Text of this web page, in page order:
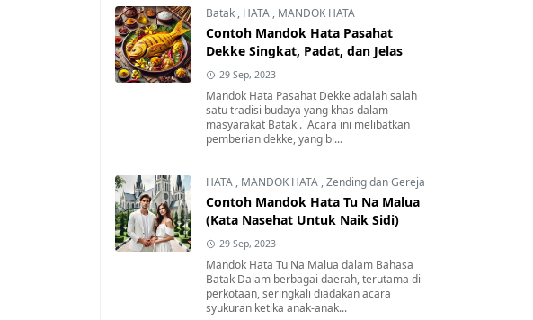
Batak , HATA , MANDOK HATA
Contoh Mandok Hata Pasahat
Dekke Singkat, Padat, dan Jelas
29 Sep, 2023
Mandok Hata Pasahat Dekke adalah salah
satu tradisi budaya yang khas dalam
masyarakat Batak . Acara ini melibatkan
pemberian dekke, yang bi...
HATA , MANDOK HATA ,Zending dan Gereja
Contoh Mandok Hata Tu Na Malua
(Kata Nasehat Untuk Naik Sidi)
29 Sep, 2023
Mandok Hata Tu Na Malua dalam Bahasa
Batak Dalam berbagai daerah, terutama di
perkotaan, seringkali diadakan acara
syukuran ketika anak-anak...